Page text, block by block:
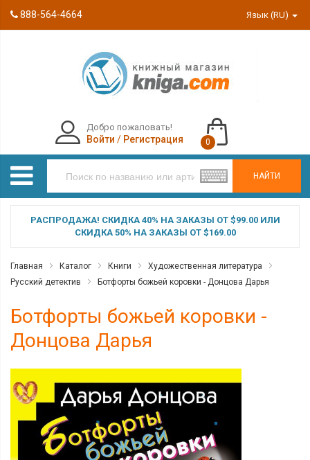
888-564-4664 Язык (RU)
НАЙТИ
Добро пожаловать!
Войти / Регистрация 0
РАСПРОДАЖА! СКИДКА 40% НА ЗАКАЗЫ ОТ $99.00 ИЛИ
СКИДКА 50% НА ЗАКАЗЫ ОТ $169.00
Главная Каталог Книги
Художественная литература
Русский детектив
Ботфорты божьей коровки - Донцова Дарья
Ботфорты божьей коровки -
Донцова Дарья